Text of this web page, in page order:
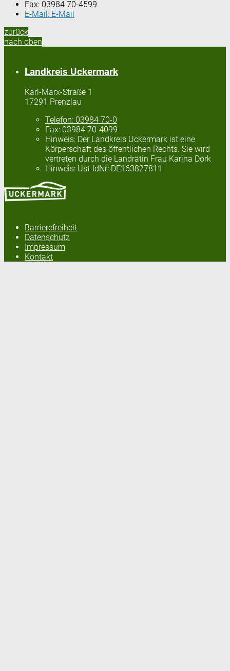
Fax: 03984 70-4599
E-Mail: E-Mail
zurück
nach oben
Landkreis Uckermark
Karl-Marx-Straße 1
17291 Prenzlau
Telefon: 03984 70-0
Fax: 03984 70-4099
Hinweis: Der Landkreis Uckermark ist eine
Körperschaft des öffentlichen Rechts. Sie wird
vertreten durch die Landrätin Frau Karina Dörk
Hinweis: Ust-IdNr: DE163827811
Barrierefreiheit
Datenschutz
Impressum
Kontakt